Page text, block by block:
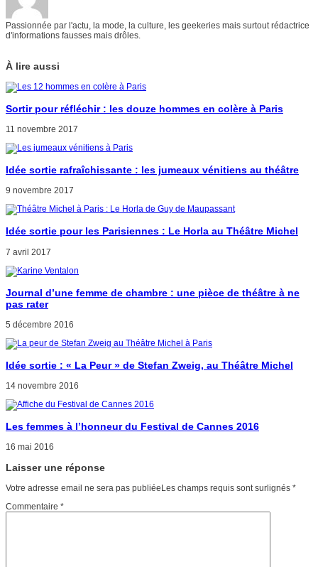
Passionnée par l'actu, la mode, la culture, les geekeries mais surtout rédactrice
d'informations fausses mais drôles.
À lire aussi
Sortir pour réfléchir : les douze hommes en colère à Paris
11 novembre 2017
Idée sortie rafraîchissante : les jumeaux vénitiens au théâtre
9 novembre 2017
Idée sortie pour les Parisiennes : Le Horla au Théâtre Michel
7 avril 2017
Journal d’une femme de chambre : une pièce de théâtre à ne
pas rater
5 décembre 2016
Idée sortie : « La Peur » de Stefan Zweig, au Théâtre Michel
14 novembre 2016
Les femmes à l’honneur du Festival de Cannes 2016
16 mai 2016
Laisser une réponse
Votre adresse email ne sera pas publiéeLes champs requis sont surlignés *
Commentaire *